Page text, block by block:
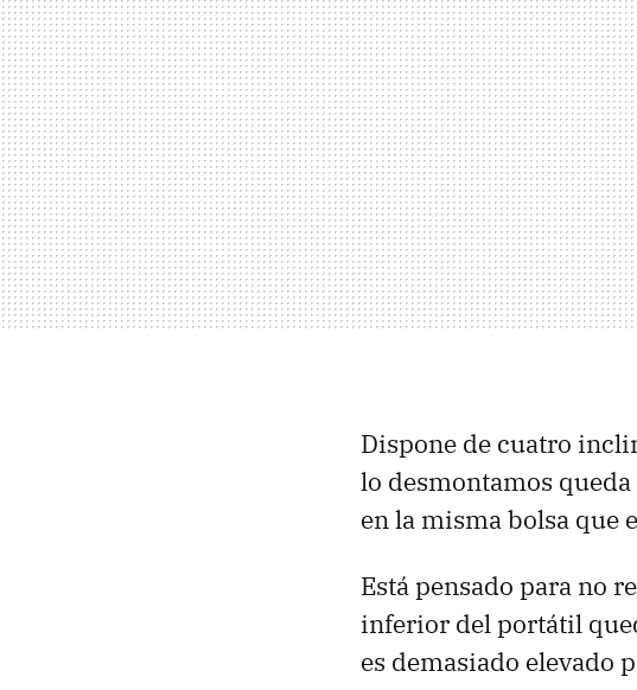
Dispone de cuatro
lo desmontamos
en la misma bolsa que
Está pensado para no
inferior del portátil
es demasiado elevado